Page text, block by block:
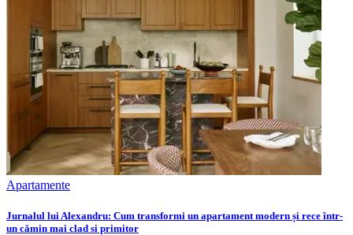
Apartamente
Jurnalul lui Alexandru: Cum transformi un apartament modern și rece într-
un cămin mai clad si primitor